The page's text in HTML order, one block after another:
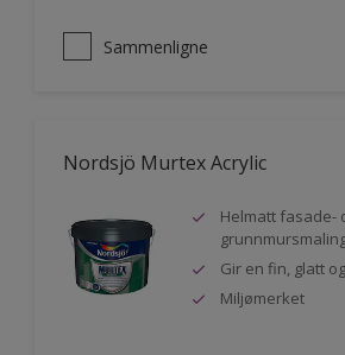
Sammenligne
Nordsjö Murtex Acrylic
Helmatt fasade-
Gir en fin, glatt
Miljømerket